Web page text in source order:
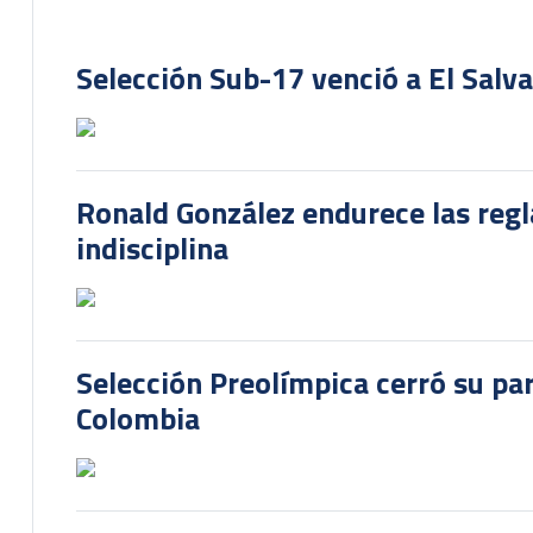
Selección Sub-17 venció a El
Ronald González endurece las
indisciplina
Selección Preolímpica cerró su
Colombia